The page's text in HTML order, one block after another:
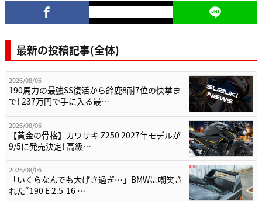
最新の投稿記事(全体)
2026/08/06
190馬力の最強SS復活から鈴鹿8耐7位の快挙ま
で! 237万円で手に入る最…
2026/08/06
【黄金の骨格】カワサキ Z250 2027年モデルが
9/5に発売決定! 高級…
2026/08/06
「いくらなんでも大げさ過ぎ…」BMWに嘲笑さ
れた“190 E 2.5-16 …